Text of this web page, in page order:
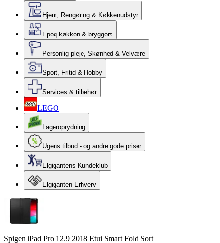
Hjem, Rengøring & Køkkenudstyr
Epoq køkken & bryggers
Personlig pleje, Skønhed & Velvære
Sport, Fritid & Hobby
Services & tilbehør
LEGO
Lageroprydning
Ugens tilbud - og andre gode priser
Elgigantens Kundeklub
Elgiganten Erhverv
Spigen iPad Pro 12.9 2018 Etui Smart Fold Sort